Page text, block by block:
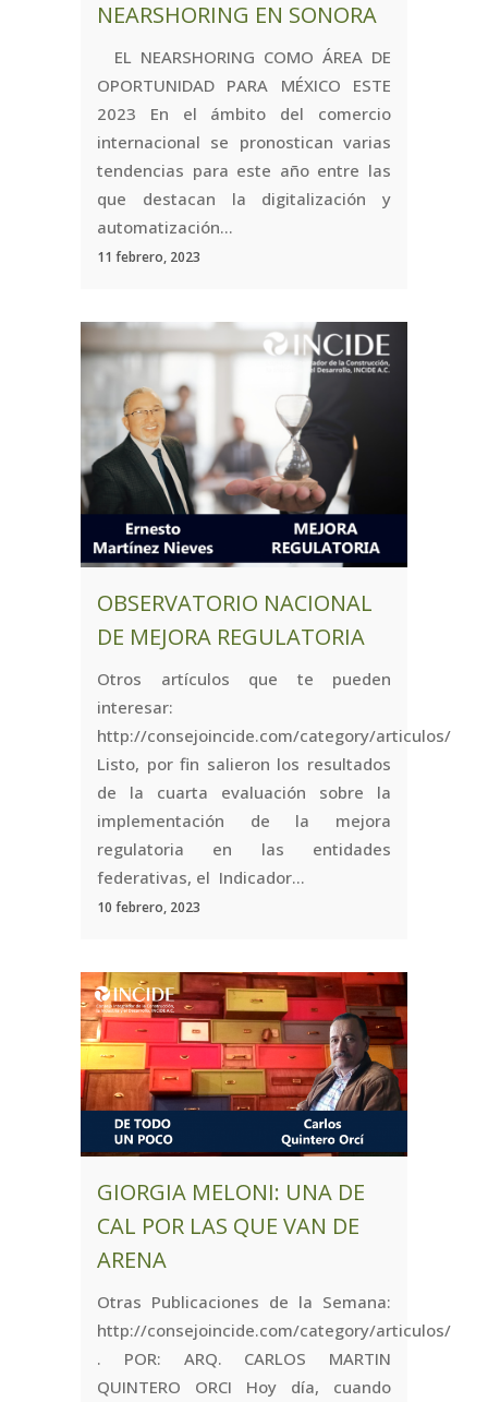
NEARSHORING EN SONORA
EL NEARSHORING COMO ÁREA DE
OPORTUNIDAD PARA MÉXICO ESTE
2023 En el ámbito del comercio
internacional se pronostican varias
tendencias para este año entre las
que destacan la digitalización y
automatización...
11 febrero, 2023
OBSERVATORIO NACIONAL
DE MEJORA REGULATORIA
Otros artículos que te pueden
interesar:
http://consejoincide.com/category/articulos/
Listo, por fin salieron los resultados
de la cuarta evaluación sobre la
implementación de la mejora
regulatoria en las entidades
federativas, el Indicador...
10 febrero, 2023
GIORGIA MELONI: UNA DE
CAL POR LAS QUE VAN DE
ARENA
Otras Publicaciones de la Semana:
http://consejoincide.com/category/articulos/
. POR: ARQ. CARLOS MARTIN
QUINTERO ORCI Hoy día, cuando